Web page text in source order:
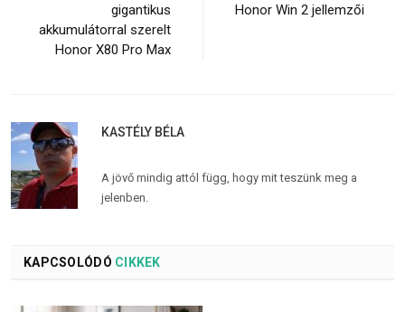
gigantikus
akkumulátorral szerelt
Honor X80 Pro Max
Honor Win 2 jellemzői
KASTÉLY BÉLA
A jövő mindig attól függ, hogy mit teszünk meg a
jelenben.
KAPCSOLÓDÓ CIKKEK